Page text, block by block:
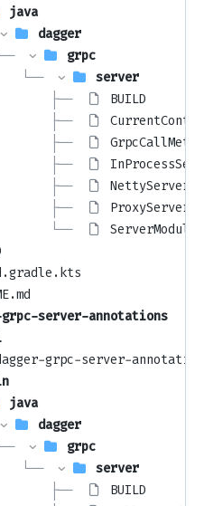
java
dagger
grpc
└──
server
├──
BUILD
├──
├──
├──
├──
├──
└──
grpc-server-annotations
grpc-server-
java
dagger
grpc
└──
server
├──
BUILD